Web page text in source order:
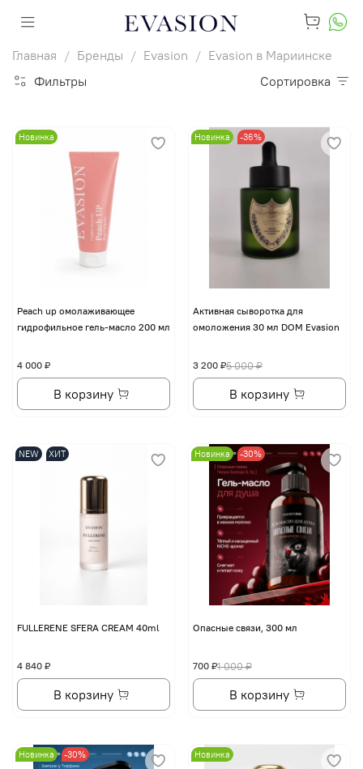
Главная Бренды Evasion
Evasion в Мариинске
Фильтры
Сортировка
Новинка
Peach up омолаживающее
гидрофильное гель-масло 200 мл
4 000 ₽
В корзину
Новинка -36%
Активная сыворотка для
омоложения 30 мл DOM Evasion
5 000 ₽
3 200 ₽
В корзину
NEW ХИТ
FULLERENE SFERA CREAM 40ml
4 840 ₽
В корзину
Новинка -30%
Опасные связи, 300 мл
1 000 ₽
700 ₽
В корзину
Новинка -30% Новинка